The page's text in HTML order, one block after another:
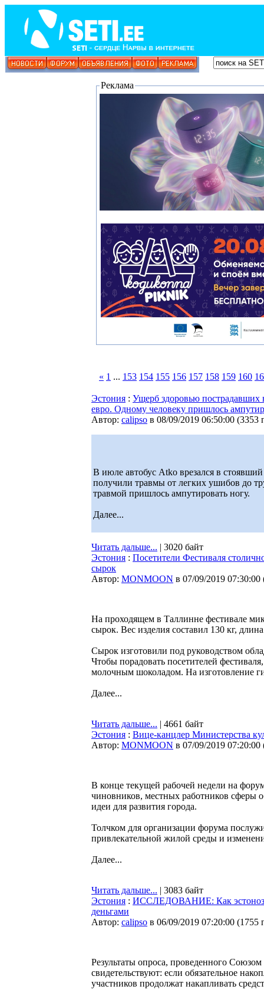
Реклама
« 1 ... 153 154 155 156 157 158 159 160
Эстония : Ущерб здоровью пострадавших
евро. Одному человеку пришлось
Автор: calipso в 08/09/2019 06:50:00 (3353
В июле автобус Atko врезался в
получили травмы от легких ушибов до
травмой пришлось ампутировать ногу.
Далее...
Читать дальше... | 3020 байт
Эстония : Посетители Фестиваля
сырок
Автор: MONMOON в 07/09/2019 07:30:00
На проходящем в Таллинне фестивале
сырок. Вес изделия составил 130 кг,
Сырок изготовили под руководством
Чтобы порадовать посетителей
молочным шоколадом. На изготовление
Далее...
Читать дальше... | 4661 байт
Эстония : Вице-канцлер Министерства
Автор: MONMOON в 07/09/2019 07:20:00
В конце текущей рабочей недели на
чиновников, местных работников сферы
идеи для развития города.
Толчком для организации форума
привлекательной жилой среды и
Далее...
Читать дальше... | 3083 байт
Эстония : ИССЛЕДОВАНИЕ: Как
деньгами
Автор: calipso в 06/09/2019 07:20:00 (1755
Результаты опроса, проведенного
свидетельствуют: если обязательное
участников продолжат накапливать